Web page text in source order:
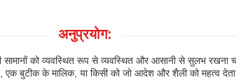
अनुप्रयोग:
को व्यवस्थित रूप से व्यवस्थित और आसानी से सुलभ रखना
एक बुटीक के मालिक, या किसी को जो आदेश और शैली को